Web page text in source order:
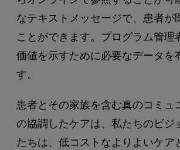
なテキストメッセージで、患者が
ことができます。プログラム管理
価値を示すために必要なデータを
す。
患者とその家族を含む真のコミュ
の協調したケアは、私たちのビジ
たちは、低コストなよりよいケア